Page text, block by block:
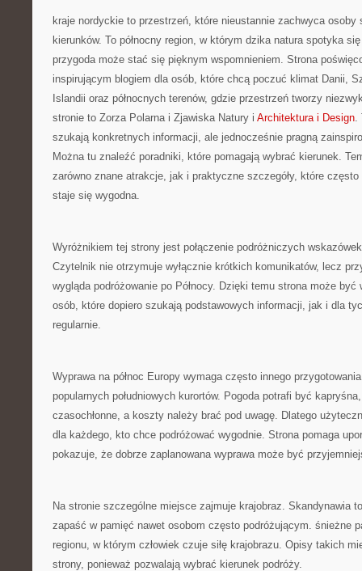
kraje nordyckie to przestrzeń, które nieustannie zachwyca osoby
kierunków. To północny region, w którym dzika natura spotyka
przygoda może stać się pięknym wspomnieniem. Strona
inspirującym blogiem dla osób, które chcą poczuć klimat Danii,
Islandii oraz północnych terenów, gdzie przestrzeń tworzy
stronie to Zorza Polarna i Zjawiska Natury i Architektura i Design.
szukają konkretnych informacji, ale jednocześnie pragną
Można tu znaleźć poradniki, które pomagają wybrać kierunek.
zarówno znane atrakcje, jak i praktyczne szczegóły, które
staje się wygodna.
Wyróżnikiem tej strony jest połączenie podróżniczych
Czytelnik nie otrzymuje wyłącznie krótkich komunikatów, lecz
wygląda podróżowanie po Północy. Dzięki temu strona może być
osób, które dopiero szukają podstawowych informacji, jak i dla
regularnie.
Wyprawa na północ Europy wymaga często innego
popularnych południowych kurortów. Pogoda potrafi być
czasochłonne, a koszty należy brać pod uwagę. Dlatego
dla każdego, kto chce podróżować wygodnie. Strona pomaga
pokazuje, że dobrze zaplanowana wyprawa może być
Na stronie szczególne miejsce zajmuje krajobraz. Skandynawia
zapaść w pamięć nawet osobom często podróżującym. śnieżne
regionu, w którym człowiek czuje siłę krajobrazu. Opisy takich
strony, ponieważ pozwalają wybrać kierunek podróży.